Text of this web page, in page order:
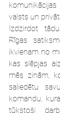
valsts un
Izdzirdot
Rīgas
ikvienam no
kas slēpjas
mēs zinām,
saliedētu
komandu,
tūkstoši